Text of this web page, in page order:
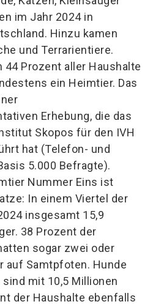
im Jahr 2024 in
Hinzu kamen
und Terrarientiere.
Prozent aller Haushalte
ein Heimtier. Das
Erhebung, die das
Skopos für den IVH
hat (Telefon- und
5.000 Befragte).
Nummer Eins ist
In einem Viertel der
insgesamt 15,9
38 Prozent der
sogar zwei oder
auf Samtpfoten. Hunde
mit 10,5 Millionen
der Haushalte ebenfalls